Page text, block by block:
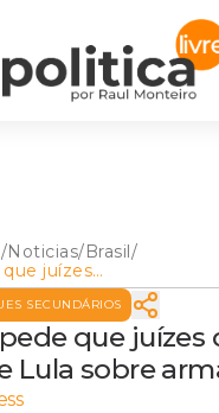
/Noticias/Brasil/
juízes
de Lula
SECUNDÁRIOS
que juízes
Lula sobre